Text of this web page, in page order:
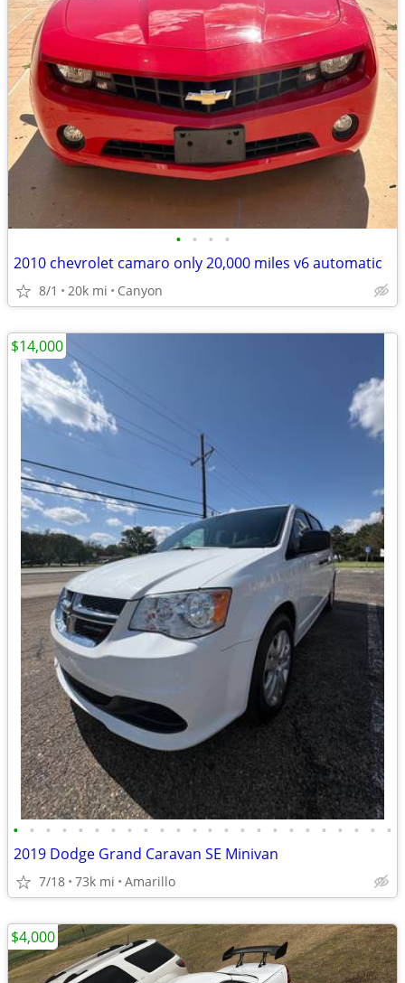
• • • •
2010 chevrolet camaro only 20,000 miles v6 automatic
8/1 20k mi Canyon
• • • • • • • • • • • • • • • • • • • • • • • •
2019 Dodge Grand Caravan SE Minivan
7/18 73k mi Amarillo
$14,000
$4,000